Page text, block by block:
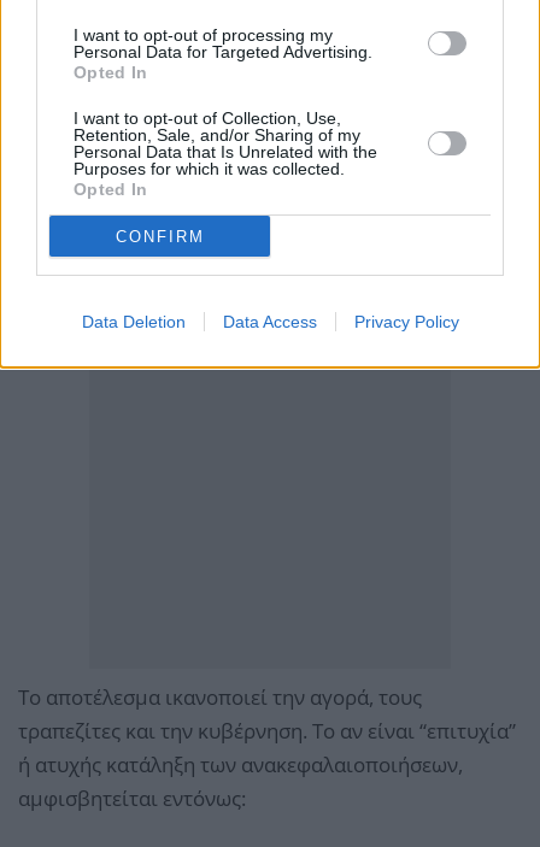
I want to opt-out of processing my
Personal Data for Targeted Advertising.
Opted In
I want to opt-out of Collection, Use,
Retention, Sale, and/or Sharing of my
Personal Data that Is Unrelated with the
Purposes for which it was collected.
Opted In
CONFIRM
Data Deletion Data Access Privacy Policy
Το αποτέλεσμα ικανοποιεί την αγορά, τους
τραπεζίτες και την κυβέρνηση. Το αν είναι “επιτυχία”
ή ατυχής κατάληξη των ανακεφαλαιοποιήσεων,
αμφισβητείται εντόνως: